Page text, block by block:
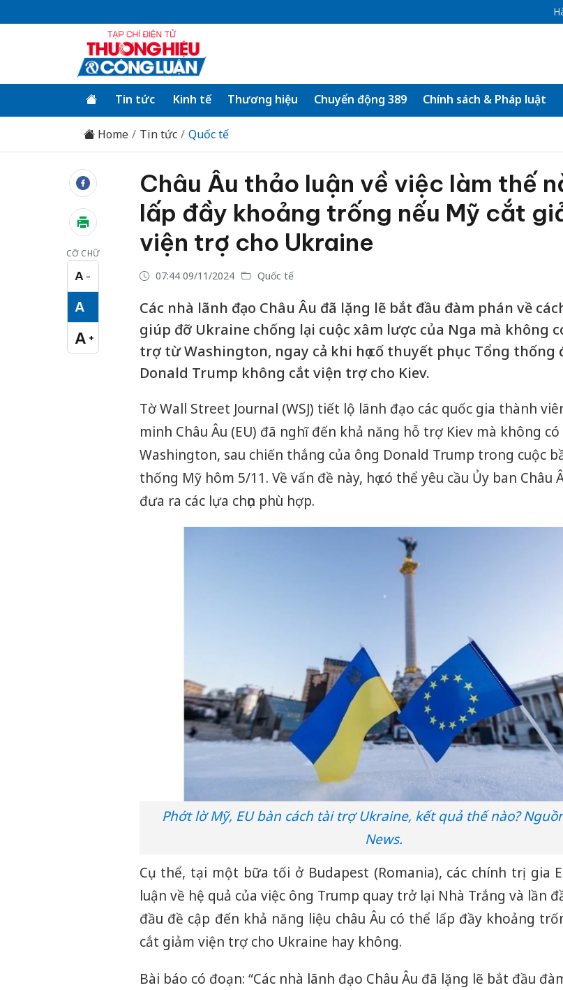
Tin tức Kinh tế Thương hiệu Chuyển động 389 Chính sách & Pháp luật
Home Tin tức Quốc tế
CỠ CHỮ
A −
Cỡ chữ nhỏ
A
Cỡ chữ vừa
A +
Cỡ chữ lớn
Châu Âu thảo luận về việc làm thế
lấp đầy khoảng trống nếu Mỹ cắt
viện trợ cho Ukraine
07:44 09/11/2024 Quốc tế
Các nhà lãnh đạo Châu Âu đã lặng lẽ bắt đầu đàm phán về
giúp đỡ Ukraine chống lại cuộc xâm lược của Nga mà không
trợ từ Washington, ngay cả khi họ cố thuyết phục Tổng thống
Donald Trump không cắt viện trợ cho Kiev.
Tờ Wall Street Journal (WSJ) tiết lộ lãnh đạo các quốc gia thành
minh Châu Âu (EU) đã nghĩ đến khả năng hỗ trợ Kiev mà không có
Washington, sau chiến thắng của ông Donald Trump trong cuộc
thống Mỹ hôm 5/11. Về vấn đề này, họ có thể yêu cầu Ủy ban Châu
đưa ra các lựa chọn phù hợp.
Phớt lờ Mỹ, EU bàn cách tài trợ Ukraine, kết quả thế nào?
News.
Cụ thể, tại một bữa tối ở Budapest (Romania), các chính trị gia
luận về hệ quả của việc ông Trump quay trở lại Nhà Trắng và lần
đầu đề cập đến khả năng liệu châu Âu có thể lấp đầy khoảng
cắt giảm viện trợ cho Ukraine hay không.
Bài báo có đoạn: “Các nhà lãnh đạo Châu Âu đã lặng lẽ bắt đầu